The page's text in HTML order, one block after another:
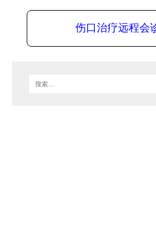
伤口治疗远程会